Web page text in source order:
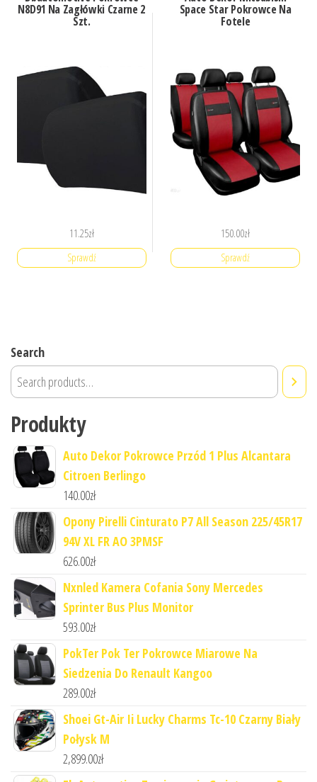
N8D91 Na Zagłówki Czarne 2
Szt.
11.25zł
Sprawdź
Space Star Pokrowce Na
Fotele
150.00zł
Sprawdź
Search
Produkty
Auto Dekor Pokrowce Przód 1 Plus Alcantara
Citroen Berlingo
140.00zł
Opony Pirelli Cinturato P7 All Season 225/45R17
94V XL FR AO 3PMSF
626.00zł
Nxnled Kamera Cofania Sony Mercedes
Sprinter Bus Plus Monitor
593.00zł
PokTer Pok Ter Pokrowce Miarowe Na
Siedzenia Do Renault Kangoo
289.00zł
Shoei Gt-Air Ii Lucky Charms Tc-10 Czarny Biały
Połysk M
2,899.00zł